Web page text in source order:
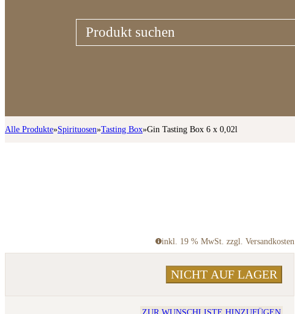
Alle Produkte»Spirituosen»Tasting Box»Gin Tasting Box 6 x 0,02l
inkl. 19 % MwSt. zzgl. Versandkosten
NICHT AUF LAGER